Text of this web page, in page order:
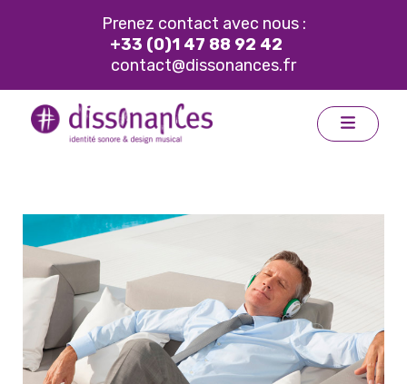
Prenez contact avec nous :
+33 (0)1 47 88 92 42
contact@dissonances.fr